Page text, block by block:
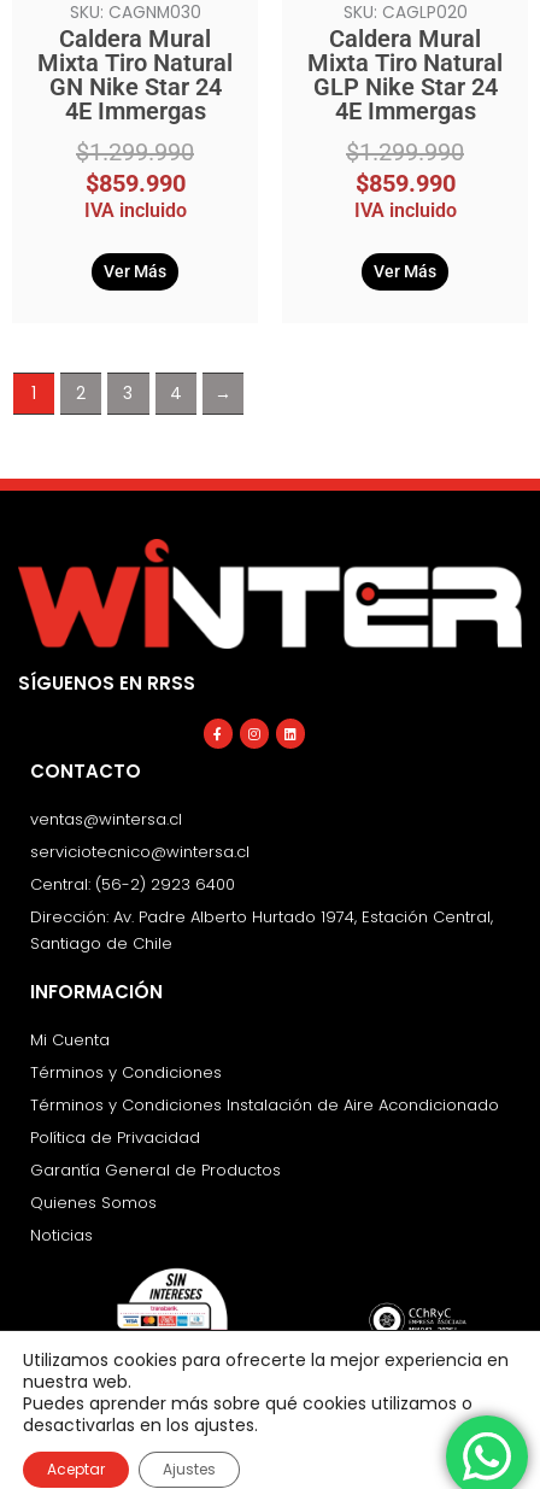
SKU: CAGNM030
Caldera Mural
Mixta Tiro Natural
GN Nike Star 24
4E Immergas
$1.299.990
$859.990
IVA incluido
Ver Más
SKU: CAGLP020
Caldera Mural
Mixta Tiro Natural
GLP Nike Star 24
4E Immergas
$1.299.990
$859.990
IVA incluido
Ver Más
1 2 3 4 →
SÍGUENOS EN RRSS
Facebook-
f
Instagram
Linkedin
CONTACTO
ventas@wintersa.cl
serviciotecnico@wintersa.cl
Central: (56-2) 2923 6400
Dirección: Av. Padre Alberto Hurtado 1974, Estación Central,
Santiago de Chile
INFORMACIÓN
Mi Cuenta
Términos y Condiciones
Términos y Condiciones Instalación de Aire Acondicionado
Política de Privacidad
Garantía General de Productos
Quienes Somos
Noticias
Utilizamos cookies para ofrecerte la mejor experiencia en
nuestra web.
Puedes aprender más sobre qué cookies utilizamos o
desactivarlas en los ajustes.
Aceptar Ajustes